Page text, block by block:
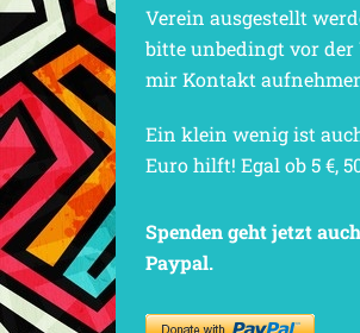
Verein ausgestellt
bitte unbedingt vor
mir Kontakt
Ein klein wenig ist
Euro hilft! Egal ob 5 €,
Spenden geht jetzt
Paypal.